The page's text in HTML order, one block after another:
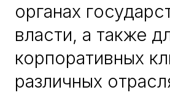
органах
власти, а также
корпоративных
различных